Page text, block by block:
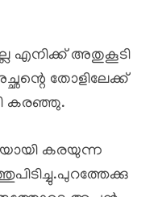
എനിക്ക് അതുകൂടി
തോളിലേക്ക്
കരഞ്ഞു.
കരയുന്ന